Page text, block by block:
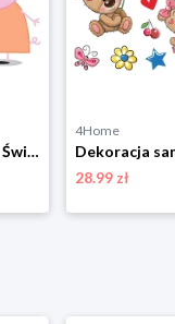
Dekoracja samoprzylepna Świnka Peppa, 30 x 30 cm 4-Home
4Home
28.99 zł